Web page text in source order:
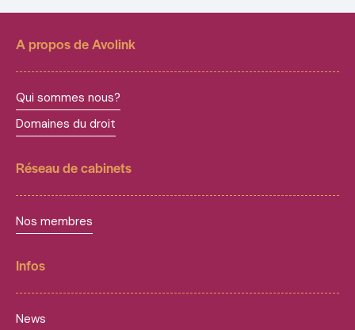
A propos de Avolink
Qui sommes nous?
Domaines du droit
Réseau de cabinets
Nos membres
Infos
News